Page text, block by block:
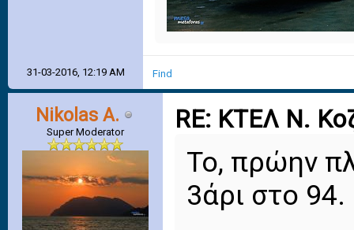
31-03-2016, 12:19 AM Find
Nikolas A.
Super Moderator RE: ΚΤΕΛ Ν.
Το, πρώην
3άρι στο 94.